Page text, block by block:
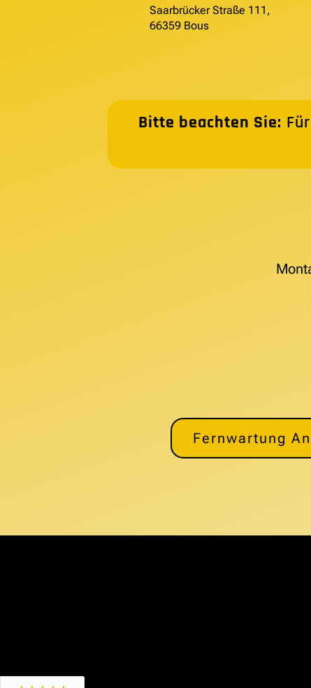
Saarbrücker Straße 111,
66359 Bous
Bitte beachten Sie:
Fernwartung